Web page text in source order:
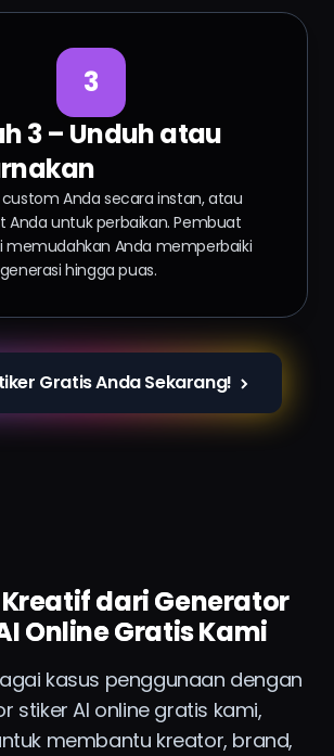
3
3 – Unduh atau
Anda secara instan, atau
Anda untuk perbaikan. Pembuat
memudahkan Anda memperbaiki
hingga puas.
Gratis Anda Sekarang!
dari Generator
Online Gratis Kami
kasus penggunaan dengan
stiker AI online gratis kami,
membantu kreator, brand,